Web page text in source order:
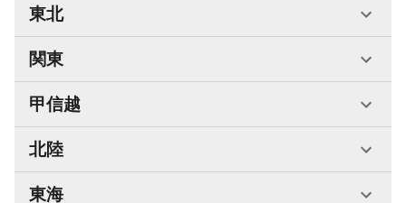
東北
関東
甲信越
北陸
東海